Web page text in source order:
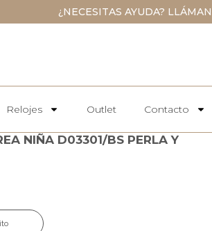
¿NECESITAS AYUDA?
Relojes Outlet Contacto
NIÑA D03301/BS PERLA Y